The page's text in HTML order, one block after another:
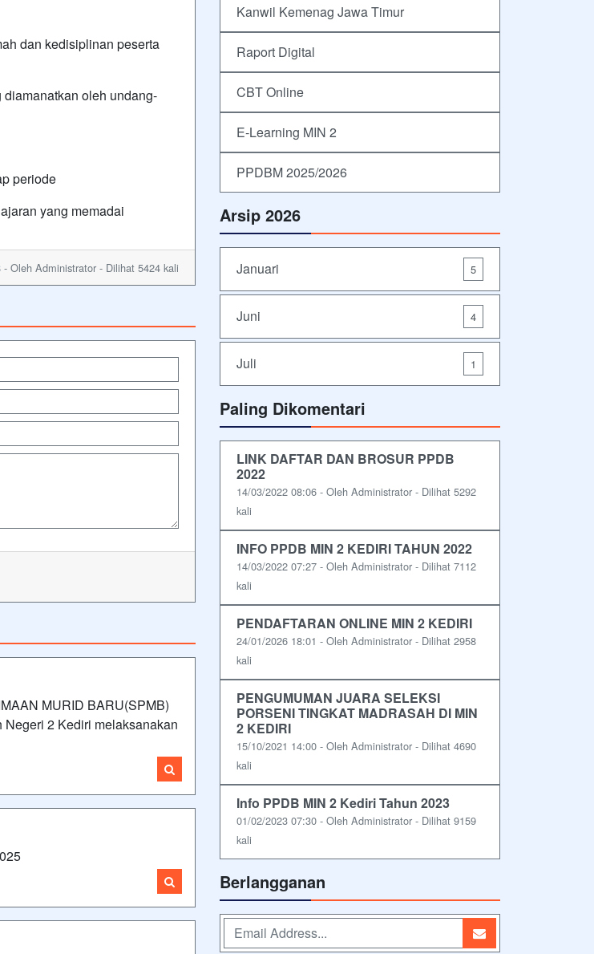
dan kedisiplinan peserta
oleh undang-
periode
yang memadai
- Oleh Administrator - Dilihat 5424 kali
MURID BARU(SPMB)
2 Kediri melaksanakan
Kanwil Kemenag Jawa Timur
Raport Digital
CBT Online
E-Learning MIN 2
PPDBM 2025/2026
Arsip 2026
Januari 5
Juni 4
Juli 1
Paling Dikomentari
LINK DAFTAR DAN BROSUR PPDB
2022
14/03/2022 08:06 - Oleh Administrator - Dilihat 5292
kali
INFO PPDB MIN 2 KEDIRI TAHUN 2022
14/03/2022 07:27 - Oleh Administrator - Dilihat 7112
kali
PENDAFTARAN ONLINE MIN 2 KEDIRI
24/01/2026 18:01 - Oleh Administrator - Dilihat 2958
kali
PENGUMUMAN JUARA SELEKSI
PORSENI TINGKAT MADRASAH DI MIN
2 KEDIRI
15/10/2021 14:00 - Oleh Administrator - Dilihat 4690
kali
Info PPDB MIN 2 Kediri Tahun 2023
01/02/2023 07:30 - Oleh Administrator - Dilihat 9159
kali
Berlangganan